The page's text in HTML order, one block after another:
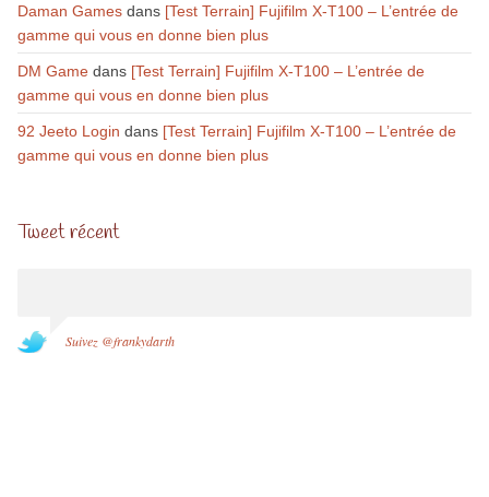
Daman Gamesdans [Test Terrain] Fujifilm X-T100 – L’entrée de
gamme qui vous en donne bien plus
DM Gamedans [Test Terrain] Fujifilm X-T100 – L’entrée de
gamme qui vous en donne bien plus
92 Jeeto Login dans [Test Terrain] Fujifilm X-T100 – L’entrée de
gamme qui vous en donne bien plus
Tweet récent
Suivez @frankydarth